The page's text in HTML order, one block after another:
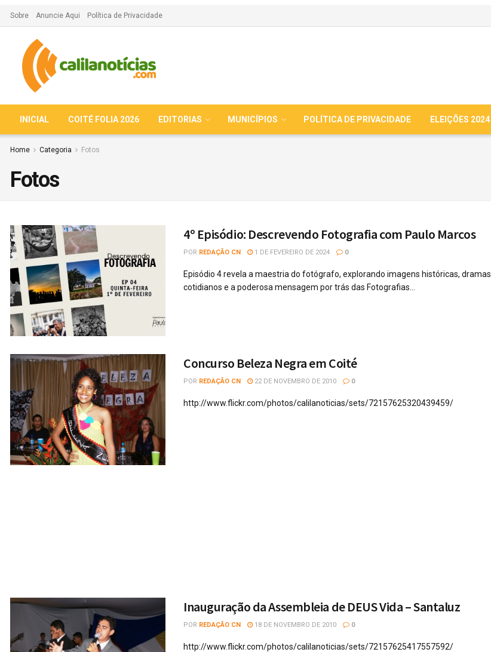
Sobre Anuncie Aqui Política de Privacidade
INICIAL COITÉ FOLIA 2026 EDITORIAS MUNICÍPIOS POLÍTICA DE PRIVACIDADE ELEIÇÕES 2024
Home Categoria Fotos
Fotos
4º Episódio: Descrevendo Fotografia com Paulo Marcos
POR REDAÇÃO CN 1 DE FEVEREIRO DE 2024 0
Episódio 4 revela a maestria do fotógrafo, explorando imagens históricas, dramas
cotidianos e a poderosa mensagem por trás das Fotografias...
Concurso Beleza Negra em Coité
POR REDAÇÃO CN 22 DE NOVEMBRO DE 2010 0
http://www.flickr.com/photos/calilanoticias/sets/72157625320439459/
Inauguração da Assembleia de DEUS Vida – Santaluz
POR REDAÇÃO CN 18 DE NOVEMBRO DE 2010 0
http://www.flickr.com/photos/calilanoticias/sets/72157625417557592/